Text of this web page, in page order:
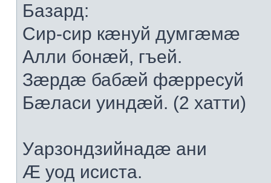
Базард:
Сир-сир кæнуй думгæмæ
Алли бонæй, гъей.
Зæрдæ бабæй фæрресуй
Бæласи уиндæй. (2 хатти)
Уарзондзийнадæ ани
Æ уод исиста.